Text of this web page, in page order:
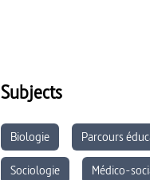
Subjects
Biologie Parcours
Sociologie
Médico-